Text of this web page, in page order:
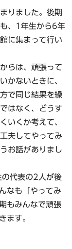
りました。後期
、1年生から6年
に集まって行い
らは、頑張って
かないときに、
で同じ結果を繰
はなく、どうす
いくか考えて、
夫してやってみ
お話がありまし
代表の2人が後
なも「やってみ
もみんなで頑張
ます。